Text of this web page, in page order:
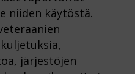
niiden käytöstä.
järjestöjen